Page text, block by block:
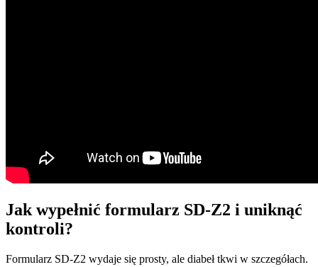
Jak wypełnić formularz SD-Z2 i uniknąć
kontroli?
Formularz SD-Z2 wydaje się prosty, ale diabeł tkwi w szczegółach.